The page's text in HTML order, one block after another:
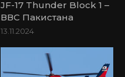
JF-17 Thunder Block 1 –
ВВС Пакистана
13.11.2024